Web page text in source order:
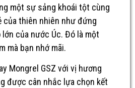
một sự sảng khoái tột cùng
của thiên nhiên như đứng
lớn của nước Úc. Đó là một
mà bạn nhớ mãi.
Mongrel GSZ với vị hương
được cân nhắc lựa chọn kết